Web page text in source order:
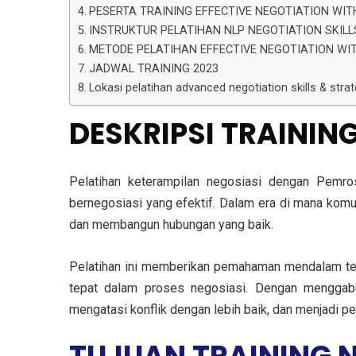
PESERTA TRAINING EFFECTIVE NEGOTIATION
INSTRUKTUR PELATIHAN NLP NEGOTIATION
METODE PELATIHAN EFFECTIVE NEGOTIATION
JADWAL TRAINING 2023
Lokasi pelatihan advanced negotiation skills &
DESKRIPSI
Pelatihan keterampilan negosiasi dengan
bernegosiasi yang efektif. Dalam era di mana
dan membangun hubungan yang baik.
Pelatihan ini memberikan pemahaman mendalam
tepat dalam proses negosiasi. Dengan
mengatasi konflik dengan lebih baik, dan menjadi